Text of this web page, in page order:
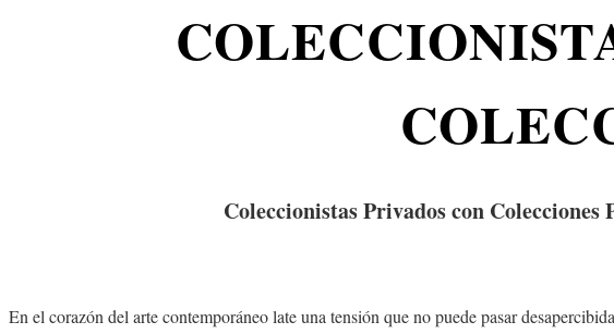
Coleccionistas Privados con
En el corazón del arte contemporáneo late una tensión que no puede pasar